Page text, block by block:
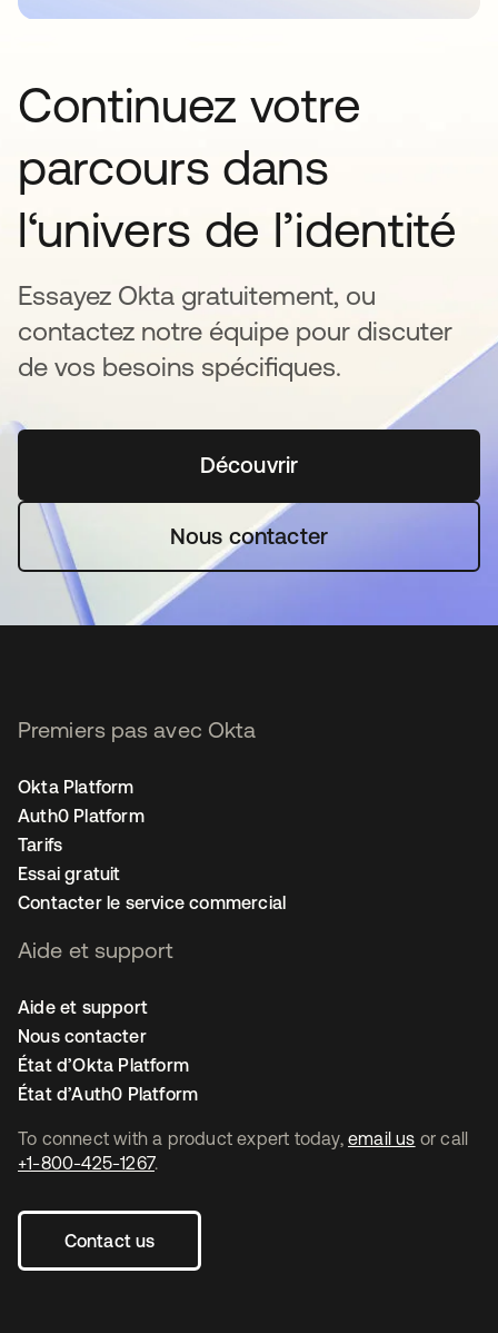
Continuez votre
parcours dans
l‘univers de l’identité
Essayez Okta gratuitement, ou
contactez notre équipe pour discuter
de vos besoins spécifiques.
Découvrirs’ouvre dans un nouvel
Nous contacter
To connect with a product expert today, email us or call
+1-800-425-1267.
Contact us
Premiers pas avec Okta
Okta Platform
Auth0 Platform
Tarifs
Essai gratuit
Contacter le service commercial
Aide et support
Aide et support
Nous contacter
État d’Okta Platform
État d’Auth0 Platform